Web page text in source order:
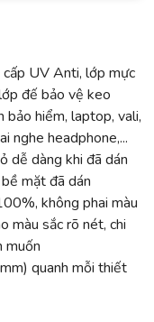
UV Anti, lớp mực
đế bảo vệ keo
bảo hiểm, laptop, vali,
nghe headphone,...
dễ dàng khi đã dán
mặt đã dán
không phai màu
màu sắc rõ nét, chi
muốn
quanh mỗi thiết